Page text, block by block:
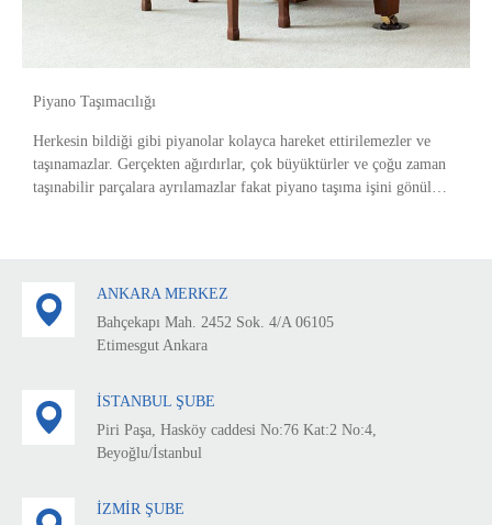
Piyano Taşımacılığı
Herkesin bildiği gibi piyanolar kolayca hareket ettirilemezler ve
taşınamazlar. Gerçekten ağırdırlar, çok büyüktürler ve çoğu zaman
taşınabilir parçalara ayrılamazlar fakat piyano taşıma işini gönül
ANKARA MERKEZ
Bahçekapı Mah. 2452 Sok. 4/A 06105
Etimesgut Ankara
İSTANBUL ŞUBE
Piri Paşa, Hasköy caddesi No:76 Kat:2 No:4,
Beyoğlu/İstanbul
İZMİR ŞUBE